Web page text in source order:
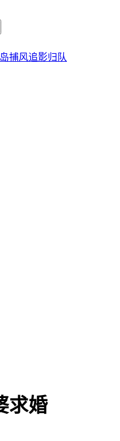
捕风追影归队
求婚